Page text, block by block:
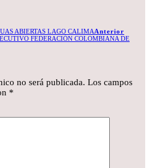
ABIERTAS LAGO CALIMAAnterior
FEDERACIÓN COLOMBIANA DE
no será publicada. Los campos
*